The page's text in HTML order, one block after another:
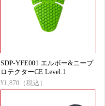
SDP-YFE001 エルボー&ニープ
ロテクターCE Level.1
¥1,870（税込）